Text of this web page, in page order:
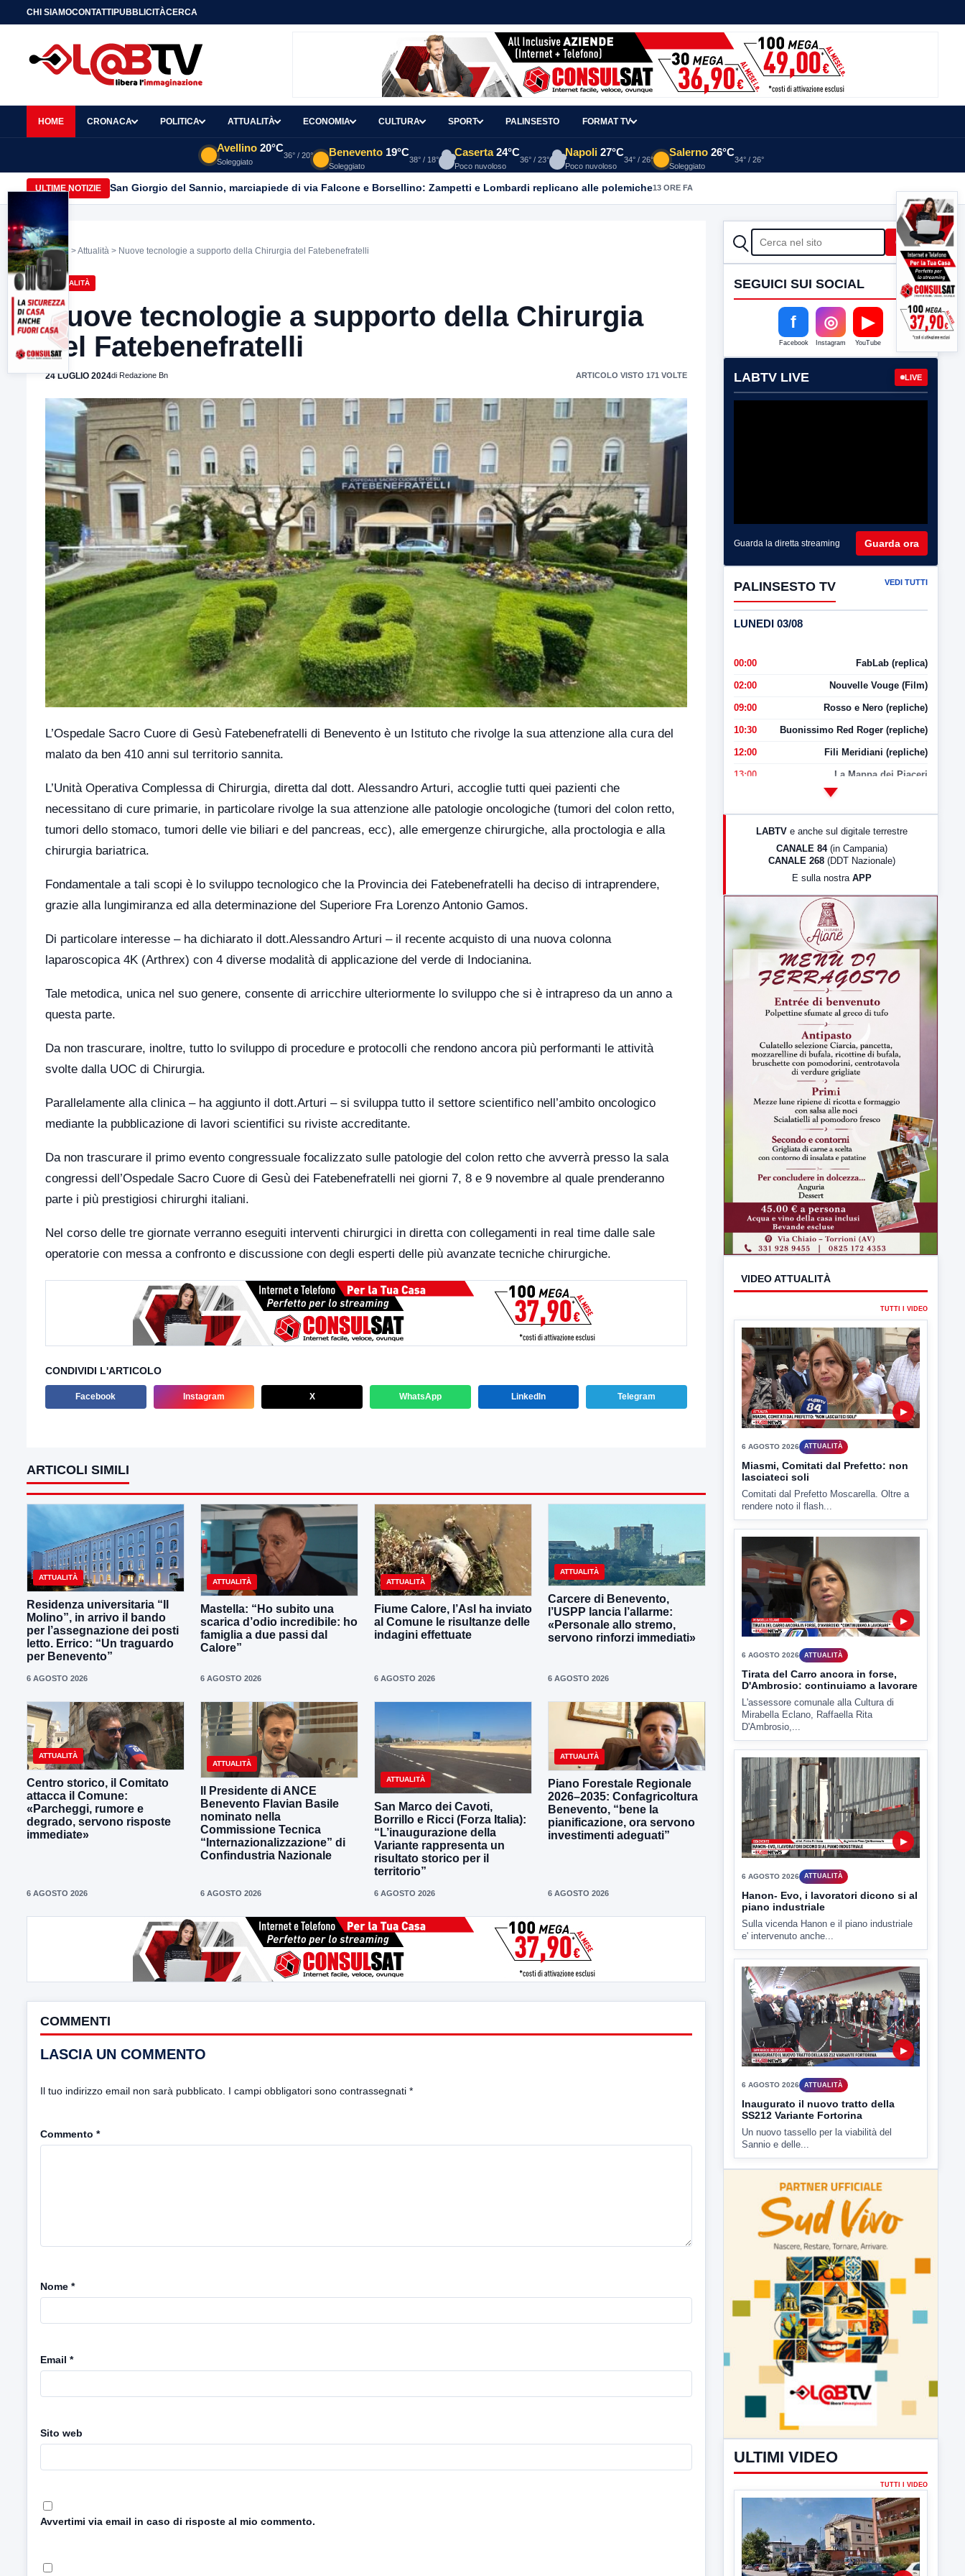
CHI SIAMOCONTATTIPUBBLICITÀCERCA
HOME CRONACA POLITICA ATTUALITÀ ECONOMIA CULTURA SPORT PALINSESTO FORMAT TV
Avellino 20°C
Soleggiato
36° / 20° Benevento 19°C
Soleggiato
38° / 18°
Caserta 24°C
Poco nuvoloso
36° / 23°
Napoli 27°C
Poco nuvoloso
34° / 26°
Salerno 26°C
Soleggiato
34° / 26°
ULTIME NOTIZIE San Giorgio del Sannio, marciapiede di via Falcone e Borsellino: Zampetti e Lombardi replicano alle polemiche13 ORE FA
Home >Attualità > Nuove tecnologie a supporto della Chirurgia del Fatebenefratelli
ATTUALITÀ
Nuove tecnologie a supporto della Chirurgia
del Fatebenefratelli
24 LUGLIO 2024di Redazione Bn ARTICOLO VISTO 171 VOLTE
L’Ospedale Sacro Cuore di Gesù Fatebenefratelli di Benevento è un Istituto che rivolge la sua attenzione alla cura del
malato da ben 410 anni sul territorio sannita.
L’Unità Operativa Complessa di Chirurgia, diretta dal dott. Alessandro Arturi, accoglie tutti quei pazienti che
necessitano di cure primarie, in particolare rivolge la sua attenzione alle patologie oncologiche (tumori del colon retto,
tumori dello stomaco, tumori delle vie biliari e del pancreas, ecc), alle emergenze chirurgiche, alla proctologia e alla
chirurgia bariatrica.
Fondamentale a tali scopi è lo sviluppo tecnologico che la Provincia dei Fatebenefratelli ha deciso di intraprendere,
grazie alla lungimiranza ed alla determinazione del Superiore Fra Lorenzo Antonio Gamos.
Di particolare interesse – ha dichiarato il dott.Alessandro Arturi – il recente acquisto di una nuova colonna
laparoscopica 4K (Arthrex) con 4 diverse modalità di applicazione del verde di Indocianina.
Tale metodica, unica nel suo genere, consente di arricchire ulteriormente lo sviluppo che si è intrapreso da un anno a
questa parte.
Da non trascurare, inoltre, tutto lo sviluppo di procedure e protocolli che rendono ancora più performanti le attività
svolte dalla UOC di Chirurgia.
Parallelamente alla clinica – ha aggiunto il dott.Arturi – si sviluppa tutto il settore scientifico nell’ambito oncologico
mediante la pubblicazione di lavori scientifici su riviste accreditante.
Da non trascurare il primo evento congressuale focalizzato sulle patologie del colon retto che avverrà presso la sala
congressi dell’Ospedale Sacro Cuore di Gesù dei Fatebenefratelli nei giorni 7, 8 e 9 novembre al quale prenderanno
parte i più prestigiosi chirurghi italiani.
Nel corso delle tre giornate verranno eseguiti interventi chirurgici in diretta con collegamenti in real time dalle sale
operatorie con messa a confronto e discussione con degli esperti delle più avanzate tecniche chirurgiche.
CONDIVIDI L'ARTICOLO
Facebook Instagram X WhatsApp LinkedIn Telegram
ARTICOLI SIMILI
ATTUALITÀ
Residenza universitaria “Il
Molino”, in arrivo il bando
per l’assegnazione dei posti
letto. Errico: “Un traguardo
per Benevento”
6 AGOSTO 2026
ATTUALITÀ
Mastella: “Ho subito una
scarica d’odio incredibile: ho
famiglia a due passi dal
Calore”
6 AGOSTO 2026
ATTUALITÀ
Fiume Calore, l’Asl ha inviato
al Comune le risultanze delle
indagini effettuate
6 AGOSTO 2026
ATTUALITÀ
Carcere di Benevento,
l’USPP lancia l’allarme:
«Personale allo stremo,
servono rinforzi immediati»
6 AGOSTO 2026
ATTUALITÀ
Centro storico, il Comitato
attacca il Comune:
«Parcheggi, rumore e
degrado, servono risposte
immediate»
6 AGOSTO 2026
ATTUALITÀ
Il Presidente di ANCE
Benevento Flavian Basile
nominato nella
Commissione Tecnica
“Internazionalizzazione” di
Confindustria Nazionale
6 AGOSTO 2026
ATTUALITÀ
San Marco dei Cavoti,
Borrillo e Ricci (Forza Italia):
“L’inaugurazione della
Variante rappresenta un
risultato storico per il
territorio”
6 AGOSTO 2026
ATTUALITÀ
Piano Forestale Regionale
2026–2035: Confagricoltura
Benevento, “bene la
pianificazione, ora servono
investimenti adeguati”
6 AGOSTO 2026
COMMENTI
LASCIA UN COMMENTO
Il tuo indirizzo email non sarà pubblicato. I campi obbligatori sono contrassegnati *
Commento *
Nome *
Email *
Sito web
Avvertimi via email in caso di risposte al mio commento.
CERCA Cerca
SEGUICI SUI SOCIAL
f
Facebook
◎
Instagram
▶
YouTube
LABTV LIVE LIVE
Guarda la diretta streaming Guarda ora
PALINSESTO TV VEDI TUTTI
LUNEDI 03/08
00:00 FabLab (replica)
02:00 Nouvelle Vouge (Film)
09:00 Rosso e Nero (repliche)
10:30 Buonissimo Red Roger (repliche)
12:00 Fili Meridiani (repliche)
13:00 La Mappa dei Piaceri
LabNews (Diretta)
LabNews (replica)
LABTV e anche sul digitale terrestre
CANALE 84 (in Campania)
CANALE 268 (DDT Nazionale)
E sulla nostra APP
VIDEO ATTUALITÀ
TUTTI I VIDEO
Miasmi, Comitati dal Prefetto: non
lasciateci soli
Comitati dal Prefetto Moscarella. Oltre a
rendere noto il flash...
6 AGOSTO 2026 ATTUALITÀ
Tirata del Carro ancora in forse,
D'Ambrosio: continuiamo a lavorare
L'assessore comunale alla Cultura di
Mirabella Eclano, Raffaella Rita
D'Ambrosio,...
6 AGOSTO 2026
Hanon- Evo, i lavoratori dicono si al
piano industriale
Sulla vicenda Hanon e il piano industriale
e' intervenuto anche...
6 AGOSTO 2026 ATTUALITÀ
Inaugurato il nuovo tratto della
SS212 Variante Fortorina
Un nuovo tassello per la viabilità del
Sannio e delle...
ULTIMI VIDEO
▶
6 AGOSTO 2026 CRONACA